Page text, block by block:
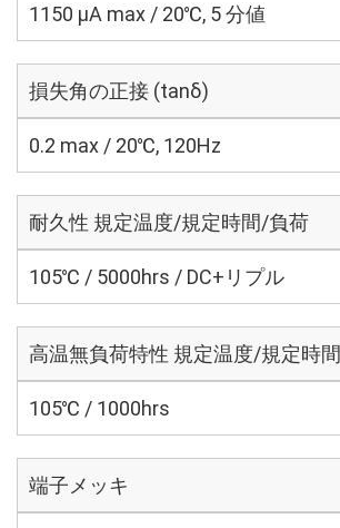
1150 μA max / 20℃, 5 分値
損失角の正接 (tanδ)
0.2 max / 20℃, 120Hz
耐久性 規定温度/規定時間/負荷
105℃ / 5000hrs / DC+リプル
高温無負荷特性 規定温度/規定時間
105℃ / 1000hrs
端子メッキ